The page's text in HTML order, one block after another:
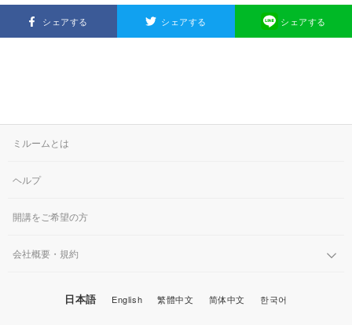
シェアする シェアする シェアする
ミルームとは
ヘルプ
開講をご希望の方
会社概要・規約
日本語 English 繁體中文 简体中文 한국어